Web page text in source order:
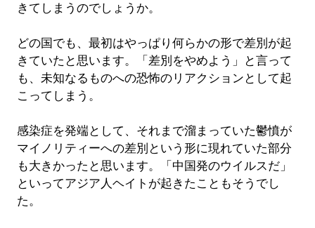
きてしまうのでしょうか。
どの国でも、最初はやっぱり何らかの形で差別が起
きていたと思います。「差別をやめよう」と言って
も、未知なるものへの恐怖のリアクションとして起
こってしまう。
感染症を発端として、それまで溜まっていた鬱憤が
マイノリティーへの差別という形に現れていた部分
も大きかったと思います。「中国発のウイルスだ」
といってアジア人ヘイトが起きたこともそうでし
た。